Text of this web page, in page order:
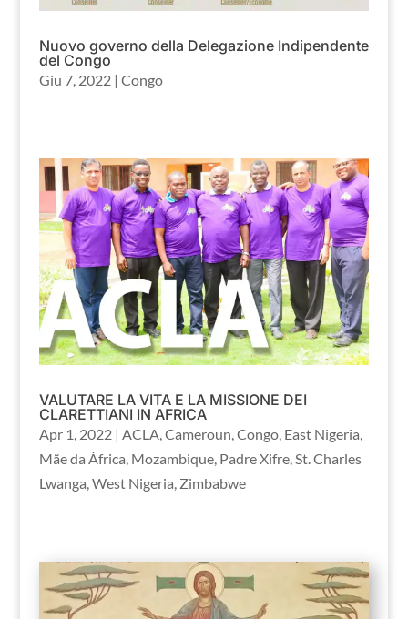
Nuovo governo della Delegazione Indipendente
del Congo
Giu 7, 2022| Congo
VALUTARE LA VITA E LA MISSIONE DEI
CLARETTIANI IN AFRICA
Apr 1, 2022| ACLA,Cameroun,Congo, East Nigeria,
Mãe da África, Mozambique, Padre Xifre,St. Charles
Lwanga,West Nigeria, Zimbabwe